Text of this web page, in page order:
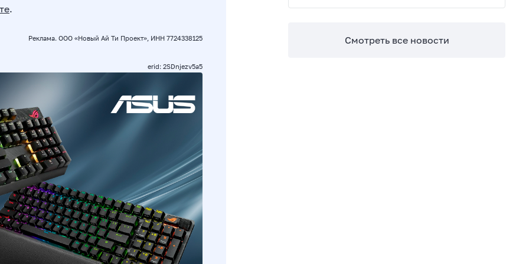
.
Реклама. ООО «Новый Ай Ти Проект», ИНН 7724338125
erid: 2SDnjezv5a5
Смотреть все новости